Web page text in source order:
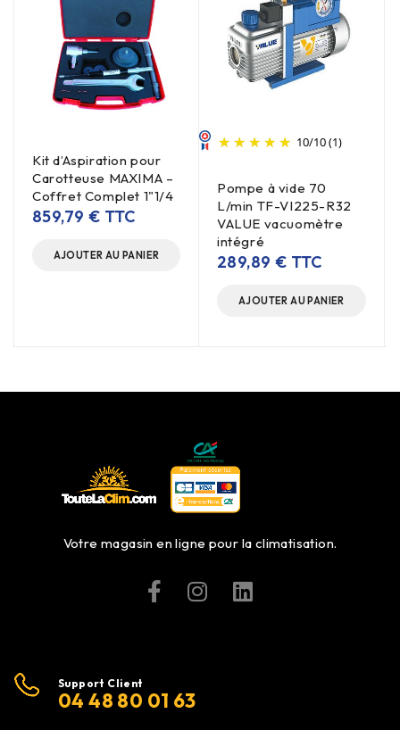
Kit d’Aspiration pour
Carotteuse MAXIMA –
Coffret Complet 1"1/4
859,79 € TTC
AJOUTER AU PANIER
10/10(1)
Pompe à vide 70
L/min TF-VI225-R32
VALUE vacuomètre
intégré
289,89 € TTC
AJOUTER AU PANIER
Votre magasin en ligne pour la climatisation.
Support Client
04 48 80 01 63